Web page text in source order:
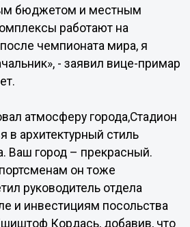
бюджетом и местным
работают на
чемпионата мира, я
- заявил вице-примар
атмосферу города,Стадион
в архитектурный стиль
Ваш город – прекрасный.
он тоже
руководитель отдела
и инвестициям посольства
Кордась, добавив, что